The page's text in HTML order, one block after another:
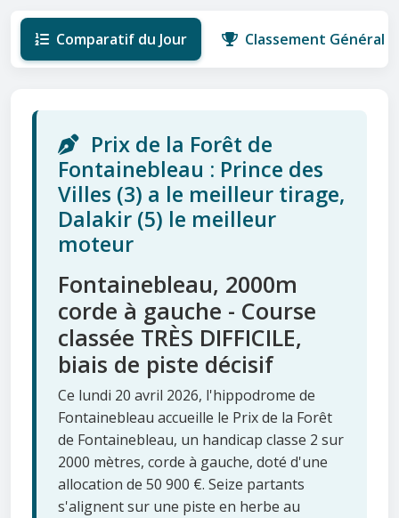
Comparatif du Jour Classement Général
Prix de la Forêt de
Fontainebleau : Prince des
Villes (3) a le meilleur tirage,
Dalakir (5) le meilleur
moteur
Fontainebleau, 2000m
corde à gauche - Course
classée TRÈS DIFFICILE,
biais de piste décisif
Ce lundi 20 avril 2026, l'hippodrome de
Fontainebleau accueille le Prix de la Forêt
de Fontainebleau, un handicap classe 2 sur
2000 mètres, corde à gauche, doté d'une
allocation de 50 900 €. Seize partants
s'alignent sur une piste en herbe au